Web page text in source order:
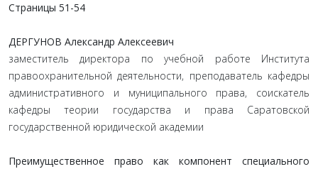
Страницы 51-54
ДЕРГУНОВ Александр Алексеевич
заместитель директора по учебной работе Института
правоохранительной деятельности, преподаватель кафедры
административного и муниципального права, соискатель
кафедры теории государства и права Саратовской
государственной юридической академии
Преимущественное право как компонент специального